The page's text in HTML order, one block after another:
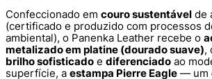
Confeccionado em couro sustentável de
(certificado e produzido com processos
ambiental), o Panenka Leather recebe o
metalizado em platine (dourado suave),
brilho sofisticado e diferenciado ao
superfície, a estampa Pierre Eagle — um